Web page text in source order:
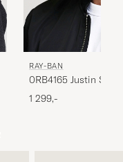
RAY-BAN
0RB4165 Justin
Black
1 299,-